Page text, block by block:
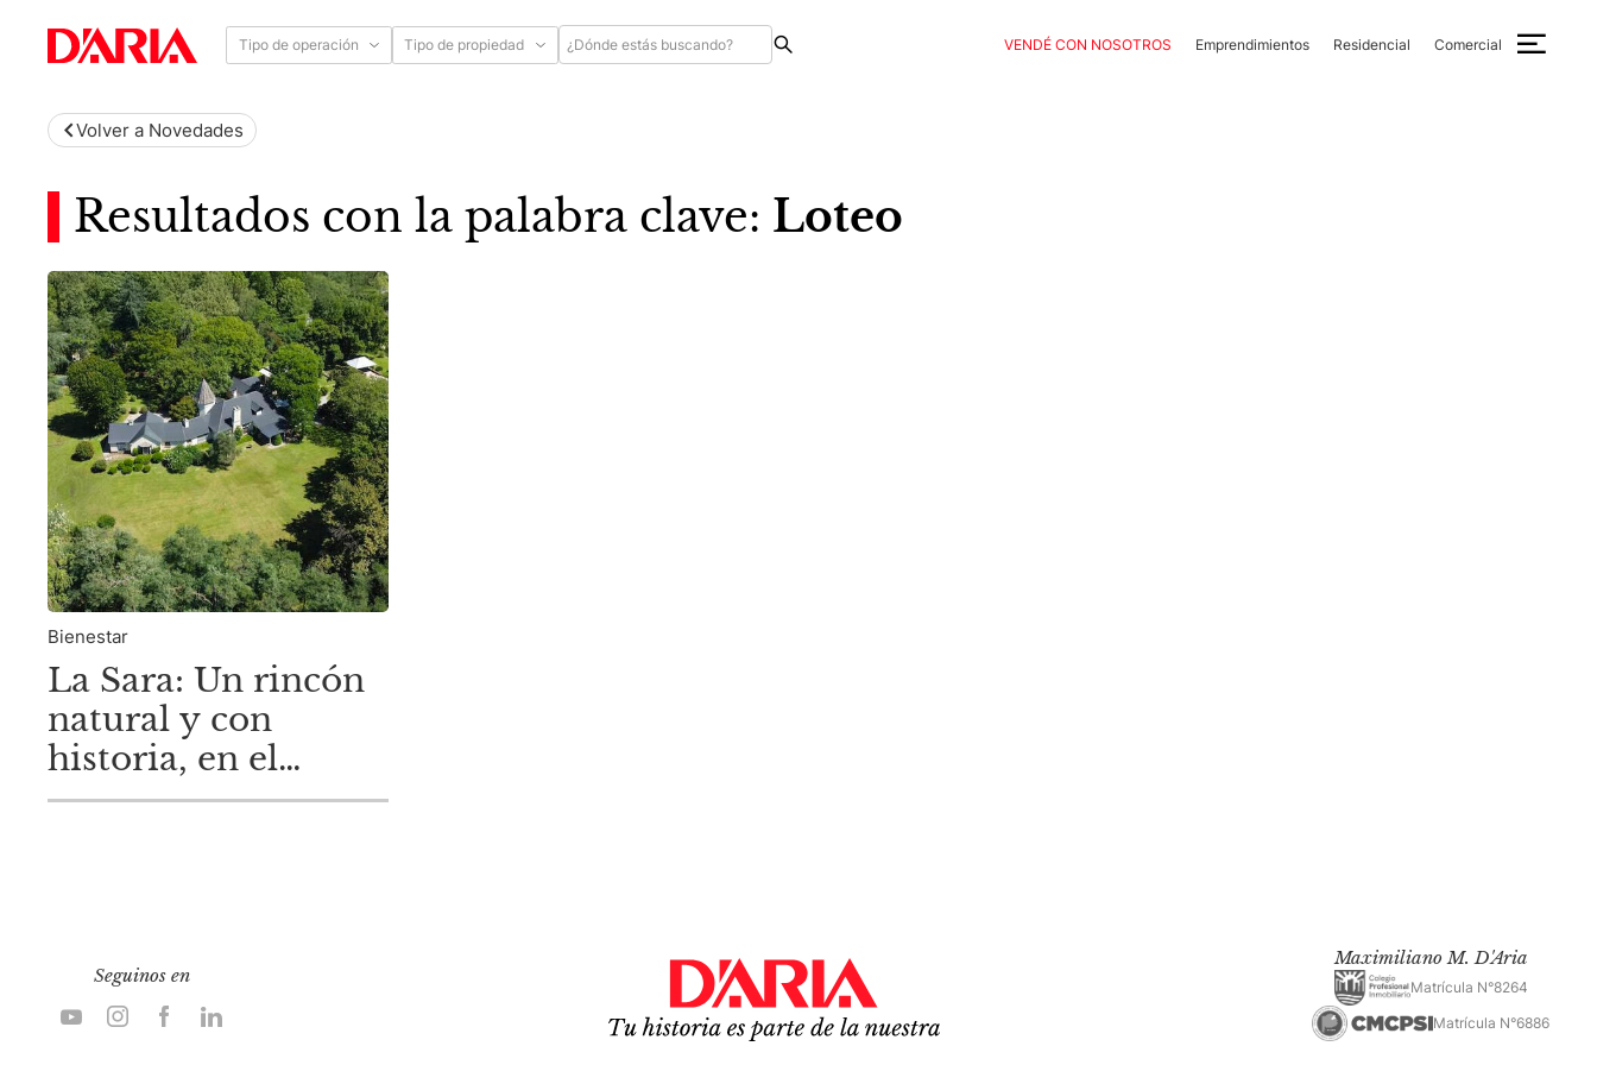
Tipo de operación Tipo de propiedad VENDÉ CON NOSOTROS Emprendimientos Residencial Comercial
Volver a Novedades
Resultados con la palabra clave: Loteo
Bienestar
La Sara: Un rincón
natural y con
historia, en el
corazón de
Seguinos en
Maximiliano M. D'Aria
Matrícula N°8264
Matrícula N°6886